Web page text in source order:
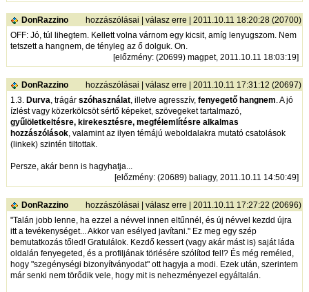
DonRazzino hozzászólásai |válasz erre | 2011.10.11 18:20:28 (20700)
OFF: Jó, túl lihegtem. Kellett volna várnom egy kicsit, amíg lenyugszom. Nem
tetszett a hangnem, de tényleg az ő dolguk. On.
[előzmény: (20699) magpet, 2011.10.11 18:03:19]
DonRazzino hozzászólásai |válasz erre | 2011.10.11 17:31:12 (20697)
1.3. Durva, trágárszóhasználat, illetve agresszív,fenyegető hangnem. A jó
ízlést vagy közerkölcsöt sértő képeket, szövegeket tartalmazó,
gyűlöletkeltésre, kirekesztésre, megfélemlítésre alkalmas
hozzászólások, valamint az ilyen témájú weboldalakra mutató csatolások
(linkek) szintén tiltottak.
Persze, akár benn is hagyhatja...
[előzmény: (20689) baliagy, 2011.10.11 14:50:49]
DonRazzino hozzászólásai |válasz erre | 2011.10.11 17:27:22 (20696)
"Talán jobb lenne, ha ezzel a névvel innen eltűnnél, és új névvel kezdd újra
itt a tevékenységet... Akkor van esélyed javítani." Ez meg egy szép
bemutatkozás tőled! Gratulálok. Kezdő kessert (vagy akár mást is) saját láda
oldalán fenyegeted, és a profiljának törlésére szólítod fel!? És még reméled,
hogy "szegénységi bizonyítványodat" ott hagyja a modi. Ezek után, szerintem
már senki nem törődik vele, hogy mit is nehezményezel egyáltalán.